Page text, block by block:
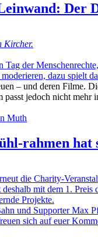
Der
Kircher.
Tag der
dazu spielt
– und deren Filme.
jedoch nicht mehr
rahmen
die Charity-
mit dem 1.
Projekte.
und Supporter Max